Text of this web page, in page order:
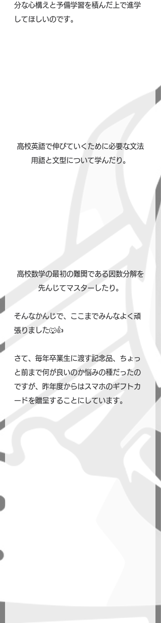
分な心構えと予備学習を積んだ上で進学
してほしいのです。
高校英語で伸びていくために必要な文法
用語と文型について学んだり。
高校数学の最初の難関である因数分解を
先んじてマスターしたり。
そんなかんじで、ここまでみんなよく頑
張りました🐺👍
さて、毎年卒業生に渡す記念品、ちょっ
と前まで何が良いのか悩みの種だったの
ですが、昨年度からはスマホのギフトカ
ードを贈呈することにしています。